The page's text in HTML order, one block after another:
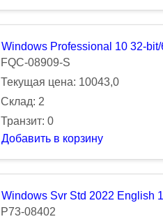
Windows Professional 10 32-
FQC-08909-S
Текущая цена: 10043,0
Склад: 2
Транзит: 0
Добавить в корзину
Windows Svr Std 2022 English
P73-08402